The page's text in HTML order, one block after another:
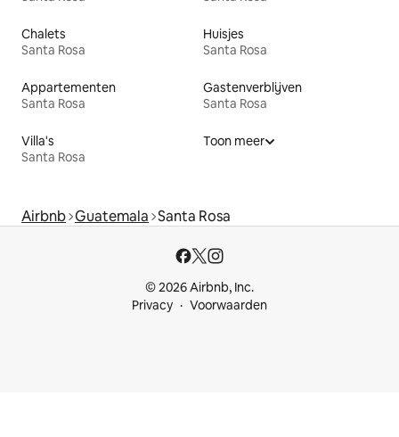
Chalets
Santa Rosa
Huisjes
Santa Rosa
Appartementen
Santa Rosa
Gastenverblijven
Santa Rosa
Villa's
Santa Rosa
Toon meer
Airbnb Guatemala Santa Rosa
© 2026 Airbnb, Inc.
Privacy
Voorwaarden